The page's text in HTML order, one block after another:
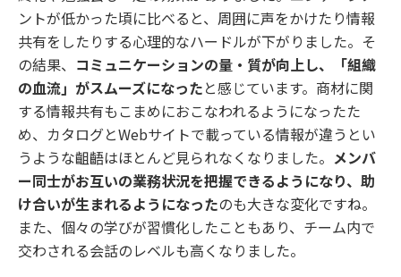
ントが低かった頃に比べると、周囲に声をかけたり情報
共有をしたりする心理的なハードルが下がりました。そ
の結果、 コミュニケーションの量・質が向上し、「組織
の血流」がスムーズになったと感じています。商材に関
する情報共有もこまめにおこなわれるようになったた
め、カタログとWebサイトで載っている情報が違うとい
うような齟齬はほとんど見られなくなりました。 メンバ
ー同士がお互いの業務状況を把握できるようになり、助
け合いが生まれるようになったのも大きな変化ですね。
また、個々の学びが習慣化したこともあり、チーム内で
交わされる会話のレベルも高くなりました。